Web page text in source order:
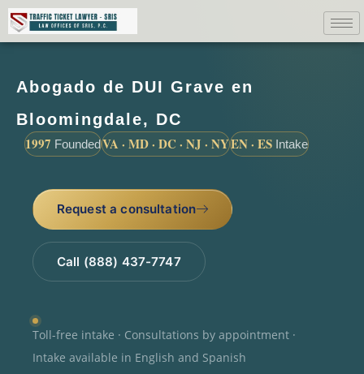
Abogado de DUI Grave en
Bloomingdale, DC
1997 FoundedVA · MD · DC · NJ · NYEN · ES Intake
Request a consultation
Call (888) 437-7747
Toll-free intake · Consultations by appointment ·
Intake available in English and Spanish